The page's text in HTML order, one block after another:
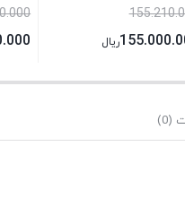
ریال
(0)